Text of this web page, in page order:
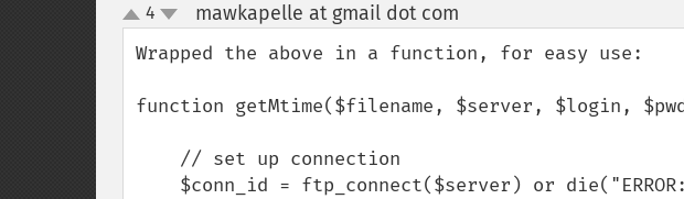
up
down
4 mawkapelle at gmail dot com
Wrapped the above in a function, for easy use:
function getMtime($filename, $server, $login,